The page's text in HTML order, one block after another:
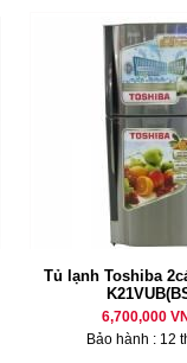
Tủ lạnh Toshiba
6,700,000
Bảo hành : 12